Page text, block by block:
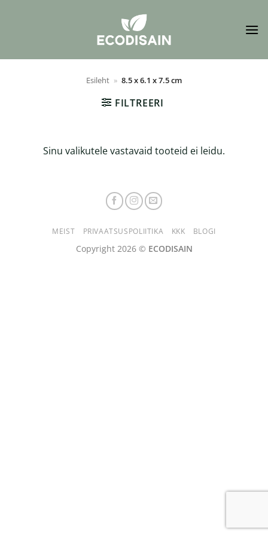
Esileht » 8.5 x 6.1 x 7.5 cm
FILTREERI
Sinu valikutele vastavaid tooteid ei leidu.
MEIST PRIVAATSUSPOLIITIKA KKK BLOGI
Copyright 2026 © ECODISAIN